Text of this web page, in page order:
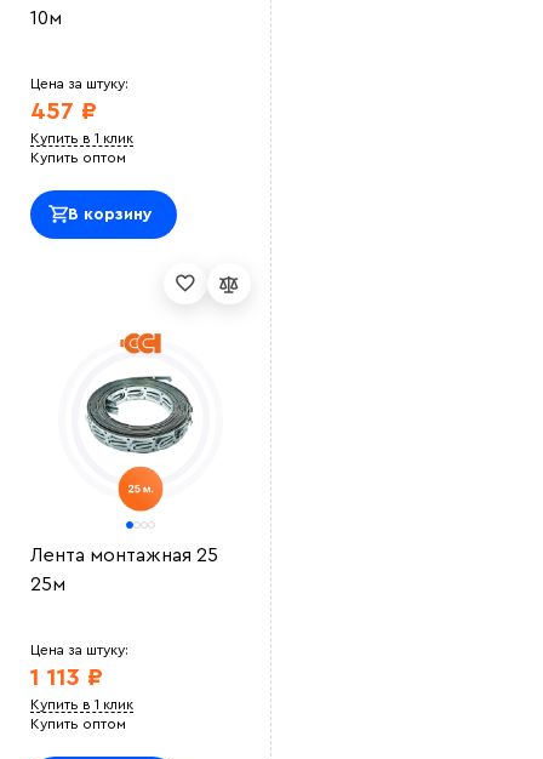
10м
Цена за штуку:
457 ₽
Купить в 1 клик
Купить оптом
В корзину
Лента монтажная 25
25м
Цена за штуку:
1 113 ₽
Купить в 1 клик
Купить оптом